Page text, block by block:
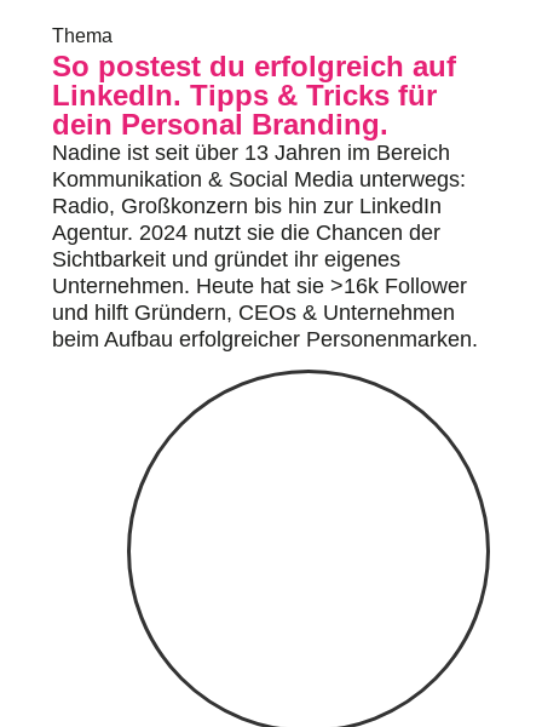
Thema
So postest du erfolgreich auf
LinkedIn. Tipps & Tricks für
dein Personal Branding.
Nadine ist seit über 13 Jahren im Bereich
Kommunikation & Social Media unterwegs:
Radio, Großkonzern bis hin zur LinkedIn
Agentur. 2024 nutzt sie die Chancen der
Sichtbarkeit und gründet ihr eigenes
Unternehmen. Heute hat sie >16k Follower
und hilft Gründern, CEOs & Unternehmen
beim Aufbau erfolgreicher Personenmarken.